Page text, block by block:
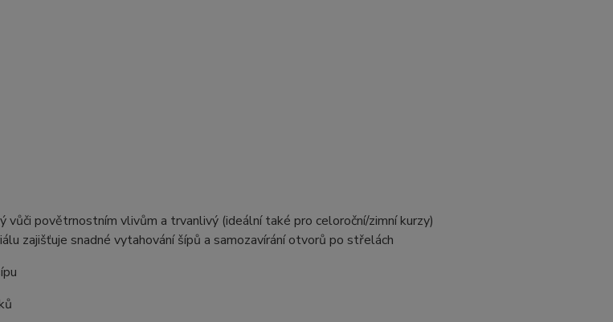
vůči povětrnostním vlivům a trvanlivý (ideální také pro celoroční/zimní kurzy)
zajišťuje snadné vytahování šípů a samozavírání otvorů po střelách